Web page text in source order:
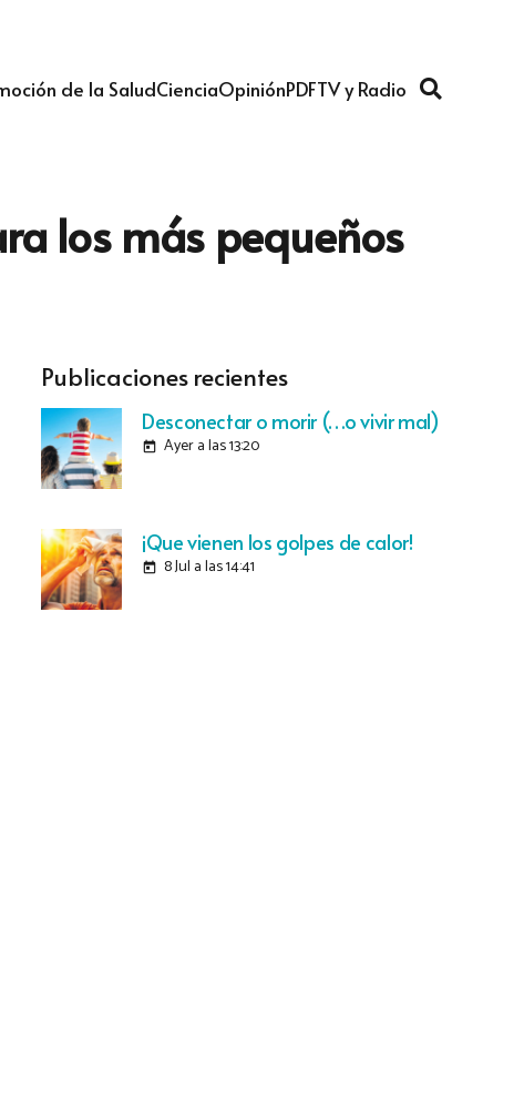
de la SaludCienciaOpiniónPDFTV y Radio
los más pequeños
Publicaciones recientes
Desconectar o morir (…o vivir mal)
today Ayer a las 13:20
¡Que vienen los golpes de calor!
today 8 Jul a las 14:41